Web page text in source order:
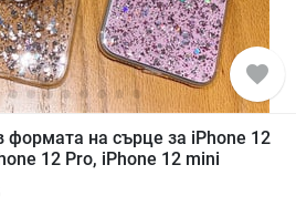
favorite
формата на сърце за iPhone 12
12 Pro, iPhone 12 mini